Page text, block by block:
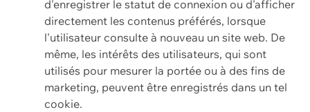
d'enregistrer le statut de connexion ou d'afficher
directement les contenus préférés, lorsque
l'utilisateur consulte à nouveau un site web. De
même, les intérêts des utilisateurs, qui sont
utilisés pour mesurer la portée ou à des fins de
marketing, peuvent être enregistrés dans un tel
cookie.